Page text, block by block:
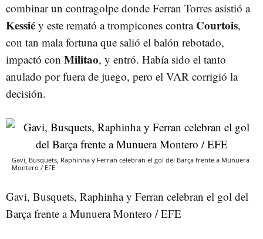
combinar un contragolpe donde Ferran Torres asistió a
Kessié y este remató a trompicones contra Courtois,
con tan mala fortuna que salió el balón rebotado,
impactó con Militao, y entró. Había sido el tanto
anulado por fuera de juego, pero el VAR corrigió la
decisión.
Gavi, Busquets, Raphinha y Ferran celebran el gol del Barça frente a Munuera
Montero / EFE
Gavi, Busquets, Raphinha y Ferran celebran el gol del
Barça frente a Munuera Montero / EFE